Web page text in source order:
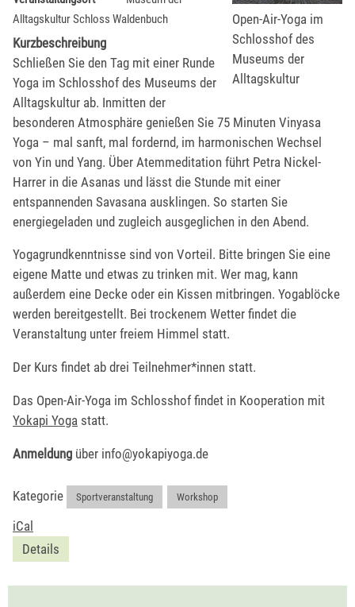
Open-Air-Yoga im
Schlosshof des
Museums der
Alltagskultur
Alltagskultur Schloss Waldenbuch
Kurzbeschreibung
Schließen Sie den Tag mit einer Runde
Yoga im Schlosshof des Museums der
Alltagskultur ab. Inmitten der
besonderen Atmosphäre genießen Sie 75 Minuten Vinyasa
Yoga – mal sanft, mal fordernd, im harmonischen Wechsel
von Yin und Yang. Über Atemmeditation führt Petra Nickel-
Harrer in die Asanas und lässt die Stunde mit einer
entspannenden Savasana ausklingen. So starten Sie
energiegeladen und zugleich ausgeglichen in den Abend.
Yogagrundkenntnisse sind von Vorteil. Bitte bringen Sie eine
eigene Matte und etwas zu trinken mit. Wer mag, kann
außerdem eine Decke oder ein Kissen mitbringen. Yogablöcke
werden bereitgestellt. Bei trockenem Wetter findet die
Veranstaltung unter freiem Himmel statt.
Der Kurs findet ab drei Teilnehmer*innen statt.
Das Open-Air-Yoga im Schlosshof findet in Kooperation mit
Yokapi Yoga statt.
Anmeldung über info@yokapiyoga.de
Kategorie Sportveranstaltung Workshop
iCal
Details